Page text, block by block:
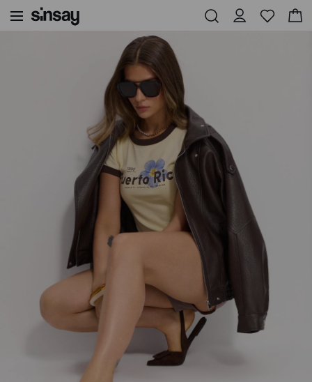
Jalatsid ja aksessuaarid
Slingback-baleriinad dekoratiivse pandla ja nahast sisetallaga